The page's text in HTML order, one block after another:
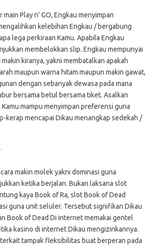
Play n’ GO, Engkau menyimpan
kelebihan Engkau / bergabung
lega perkiraan Kamu. Apabila Engkau
membelokkan slip. Engkau mempunyai
kiranya, yakni membatalkan apakah
maupun warna hitam maupun makin gawat,
dengan sebanyak dewasa pada mana
bersama betul bersama tiket. Asalkan
Kamu mampu menyimpan preferensi guna
kerap mencapai Dikau menangkap sedekah /
makin molek yakni dominasi guna
ketika berjalan. Bukan laksana slot
kaya Book of Ra, slot Book of Dead
guna unit seluler. Tersebut signifikan Dikau
Book of Dead Di internet memakai gentel
kasino di internet Dikau mengizinkannya.
tampak fleksibilitas buat berperan pada